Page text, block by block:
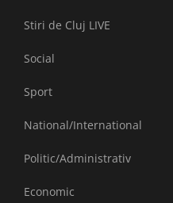
Stiri de Cluj LIVE
Social
Sport
National/International
Politic/Administrativ
Economic